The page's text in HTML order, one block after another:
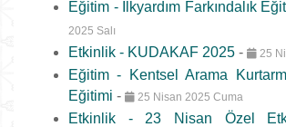
Eğitim - İlkyardım Farkındalık
2025 Salı
Etkinlik - KUDAKAF 2025 - 25
Eğitim - Kentsel Arama
Eğitimi - 25 Nisan 2025 Cuma
Etkinlik - 23 Nisan Özel